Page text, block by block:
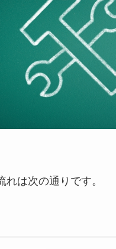
れは次の通りです。